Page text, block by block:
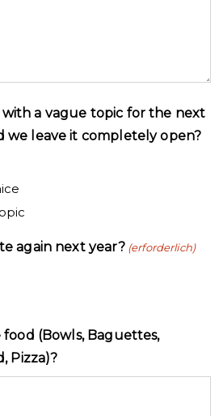
a vague topic for the next
we leave it completely open?
again next year? (erforderlich)
(Bowls, Baguettes,
Pizza)?